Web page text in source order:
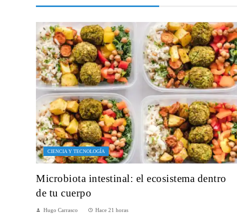
CIENCIA Y TECNOLOGÍA
Microbiota intestinal: el ecosistema dentro
de tu cuerpo
Hugo Carrasco Hace 21 horas